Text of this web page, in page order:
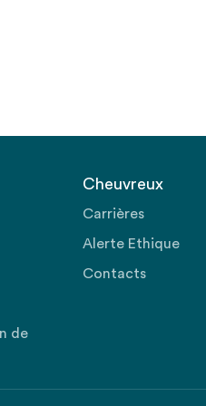
de
Cheuvreux
Carrières
Alerte Ethique
Contacts